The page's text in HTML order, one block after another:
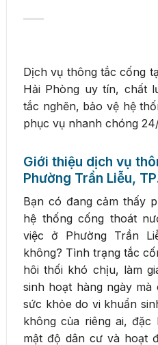
Dịch vụ thông tắc cống
Hải Phòng uy tín, chất
tắc nghẽn, bảo vệ hệ
phục vụ nhanh chóng
Giới thiệu dịch vụ
Phường Trần Liễu,
Bạn có đang cảm thấy
hệ thống cống thoát
việc ở Phường Trần
không? Tình trạng tắc
hôi thối khó chịu, làm
sinh hoạt hàng ngày
sức khỏe do vi khuẩn
không của riêng ai,
mật độ dân cư và hoạt